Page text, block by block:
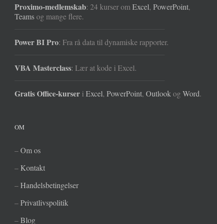
Proximo-medlemskab: 24 kurser omExcel, PowerPoint,
Teamsog mange flere.
Power BI Pro: Fra rå data til dynamiske rapporter.
VBA Masterclass: Lær at kode i Excel.
Gratis Office-kurser i Excel, PowerPoint, OutlookogWord.
OM
–Om os
– Kontakt
–Handelsbetingelser
–Privatlivspolitik
–Blog